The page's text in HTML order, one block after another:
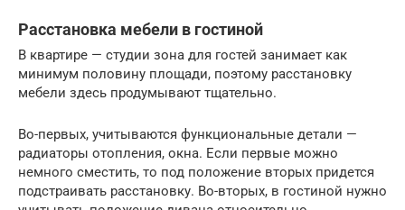
Расстановка мебели в гостиной
В квартире — студии зона для гостей занимает как
минимум половину площади, поэтому расстановку
мебели здесь продумывают тщательно.
Во-первых, учитываются функциональные детали —
радиаторы отопления, окна. Если первые можно
немного сместить, то под положение вторых придется
подстраивать расстановку. Во-вторых, в гостиной нужно